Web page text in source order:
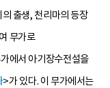
출생, 천리마의 등장
무가로
에서 아기장수전설을
>가 있다. 이 무가에서는